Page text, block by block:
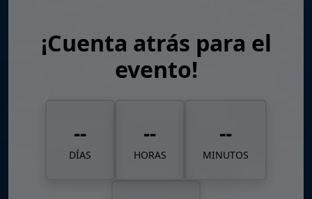
¡Cuenta atrás para el
evento!
--
DÍAS
--
HORAS
--
MINUTOS